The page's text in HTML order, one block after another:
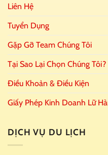
Liên Hệ
Tuyển Dụng
Gặp Gỡ Team Chúng Tôi
Tại Sao Lại Chọn Chúng Tôi?
Điều Khoản & Điều Kiện
Giấy Phép Kinh Doanh Lữ
DỊCH VỤ DU LỊCH